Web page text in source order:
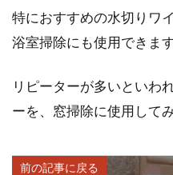
特におすすめの水切りワ
浴室掃除にも使用できます
リピーターが多いといわ
ーを、窓掃除に使用して
前の記事に戻る